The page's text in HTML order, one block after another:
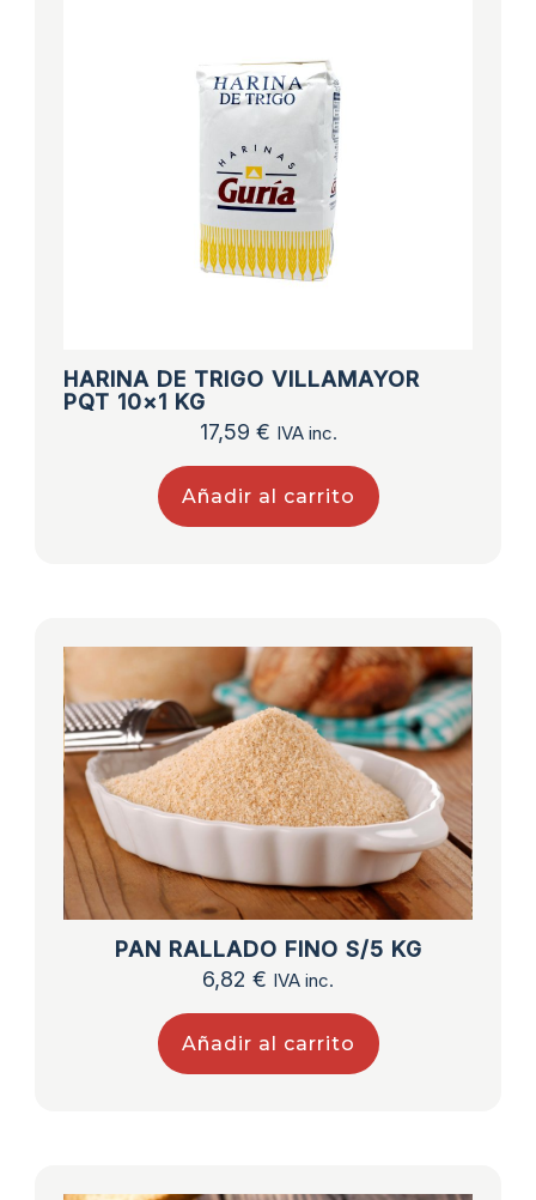
HARINA DE TRIGO VILLAMAYOR
PQT 10×1 KG
17,59 € IVA inc.
Añadir al carrito
PAN RALLADO FINO S/5 KG
6,82 € IVA inc.
Añadir al carrito